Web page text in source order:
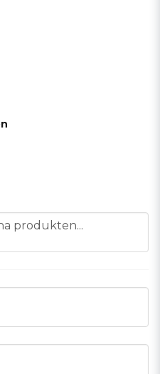
produkten...